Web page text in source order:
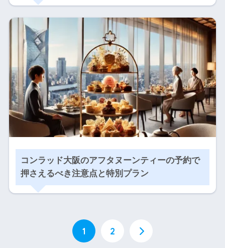
コンラッド大阪のアフタヌーンティーの予約で
押さえるべき注意点と特別プラン
1 2